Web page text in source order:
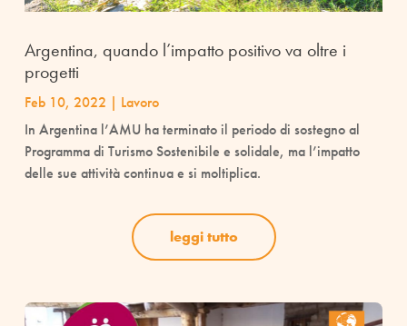
Argentina, quando l’impatto positivo va oltre i
progetti
Feb 10, 2022 | Lavoro
In Argentina l’AMU ha terminato il periodo di sostegno al
Programma di Turismo Sostenibile e solidale, ma l’impatto
delle sue attività continua e si moltiplica.
leggi tutto